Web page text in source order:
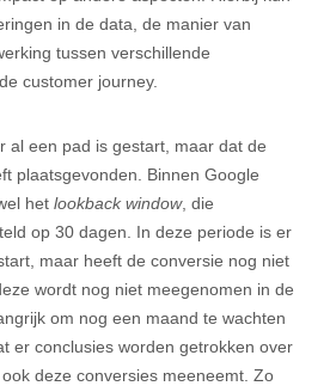
in de data, de manier van
tussen verschillende
customer journey.
al een pad is gestart, maar dat de
plaatsgevonden. Binnen Google
het lookback window, die
op 30 dagen. In deze periode is er
maar heeft de conversie nog niet
wordt nog niet meegenomen in de
om nog een maand te wachten
er conclusies worden getrokken over
deze conversies meeneemt. Zo